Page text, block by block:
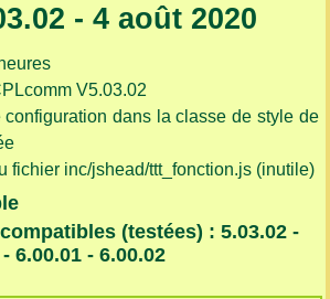
- 4 août 2020
V5.03.02
configuration dans la classe de style de
fichier inc/jshead/ttt_fonction.js (inutile)
(testées) : 5.03.02 -
6.00.01 - 6.00.02